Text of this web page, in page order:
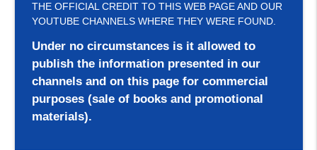
THE OFFICIAL CREDIT TO THIS WEB PAGE AND OUR
YOUTUBE CHANNELS WHERE THEY WERE FOUND.
Under no circumstances is it allowed to
publish the information presented in our
channels and on this page for commercial
purposes (sale of books and promotional
materials).